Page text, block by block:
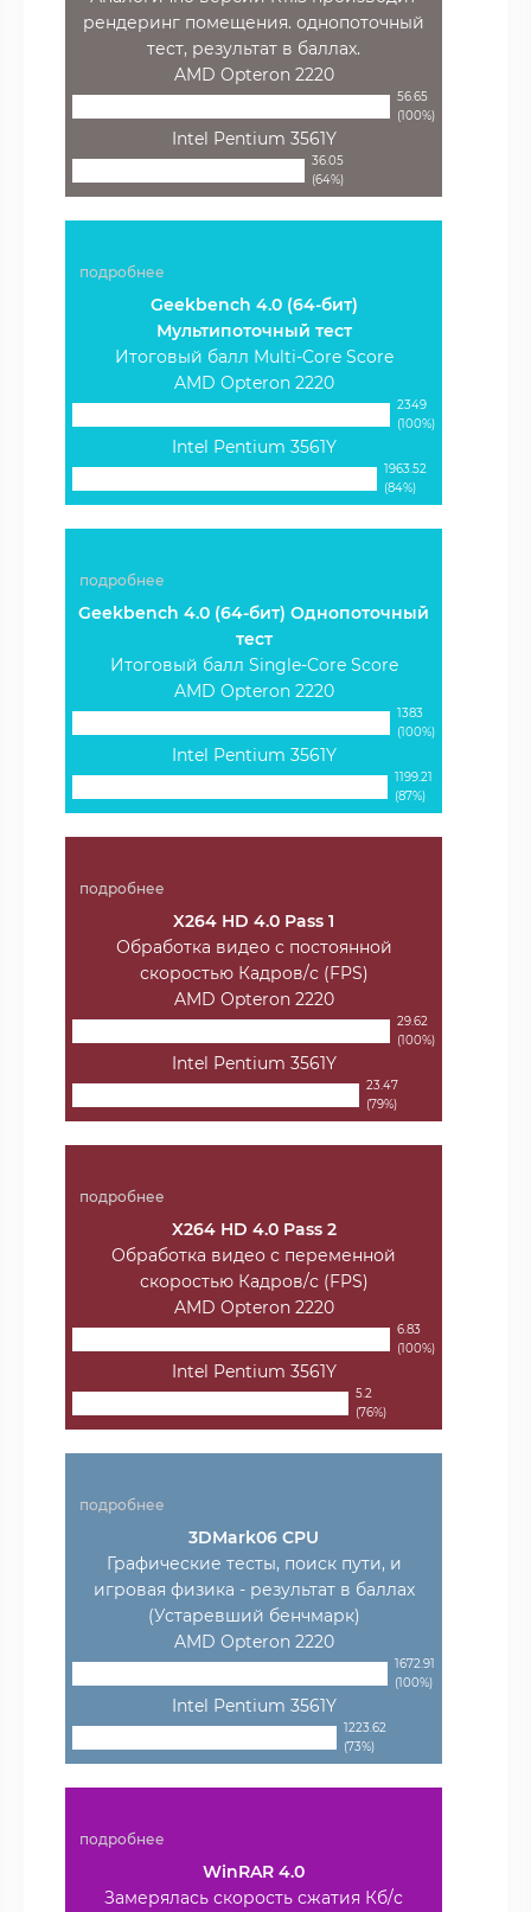
рендеринг помещения. однопоточный
тест, результат в баллах.
AMD Opteron 2220
56.65
(100%)
Intel Pentium 3561Y
36.05
(64%)
подробнее
Geekbench 4.0 (64-бит)
Мультипоточный тест
Итоговый балл Multi-Core Score
AMD Opteron 2220
2349
(100%)
Intel Pentium 3561Y
1963.52
(84%)
подробнее
Geekbench 4.0 (64-бит) Однопоточный
тест
Итоговый балл Single-Core Score
AMD Opteron 2220
1383
(100%)
Intel Pentium 3561Y
1199.21
(87%)
подробнее
X264 HD 4.0 Pass 1
Обработка видео с постоянной
скоростью Кадров/с (FPS)
AMD Opteron 2220
29.62
(100%)
Intel Pentium 3561Y
23.47
(79%)
подробнее
X264 HD 4.0 Pass 2
Обработка видео с переменной
скоростью Кадров/с (FPS)
AMD Opteron 2220
6.83
(100%)
Intel Pentium 3561Y
5.2
(76%)
подробнее
3DMark06 CPU
Графические тесты, поиск пути, и
игровая физика - результат в баллах
(Устаревший бенчмарк)
AMD Opteron 2220
1672.91
(100%)
Intel Pentium 3561Y
1223.62
(73%)
подробнее
WinRAR 4.0
Замерялась скорость сжатия Кб/с